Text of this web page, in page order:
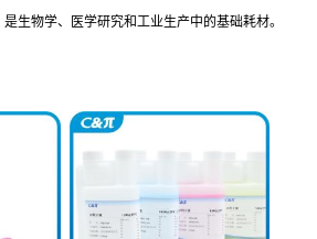
生物学、医学研究和工业生产中的基础耗材。